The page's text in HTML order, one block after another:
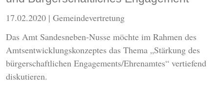
17.02.2020 | Gemeindevertretung
Das Amt Sandesneben-Nusse möchte im Rahmen des
Amtsentwicklungskonzeptes das Thema „Stärkung des
bürgerschaftlichen Engagements/Ehrenamtes“ vertiefend
diskutieren.